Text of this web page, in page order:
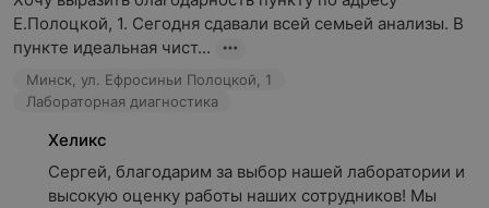
Е.Полоцкой, 1. Сегодня сдавали всей семьей анализы. В
пункте идеальная чист...
Минск, ул. Ефросиньи Полоцкой, 1
Лабораторная диагностика
Хеликс
Сергей, благодарим за выбор нашей лаборатории и
высокую оценку работы наших сотрудников! Мы